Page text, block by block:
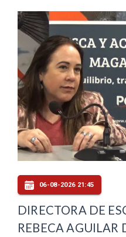
06-08-2026 21:45
DIRECTORA DE
REBECA AGUILAR